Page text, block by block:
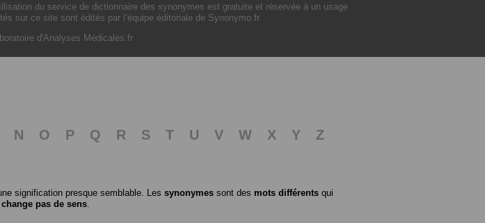
du service de dictionnaire des synonymes est gratuite et réservée à un usage
sur ce site sont édités par l’équipe éditoriale de Synonymo.fr
d'Analyses Médicales.fr
N O P Q R S T U V W X Y
Z
signification presque semblable. Les synonymes sont des mots différents qui
change pas de sens